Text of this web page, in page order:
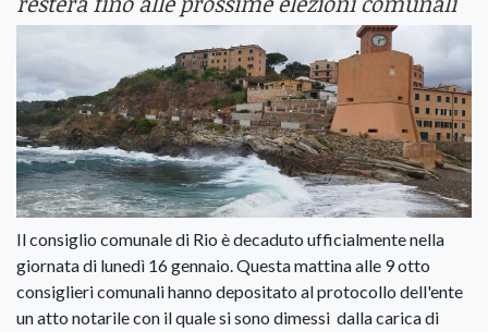
Il consiglio comunale di Rio è decaduto ufficialmente nella
giornata di lunedì 16 gennaio. Questa mattina alle 9 otto
consiglieri comunali hanno depositato al protocollo dell'ente
un atto notarile con il quale si sono dimessi dalla carica di